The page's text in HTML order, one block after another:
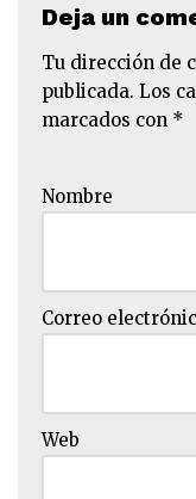
Deja un
Tu dirección de
publicada. Los
marcados con *
Nombre
Correo
Web